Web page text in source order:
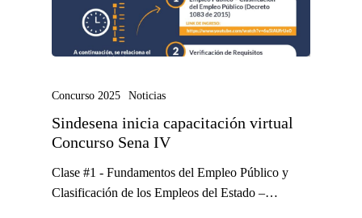
Concurso 2025 Noticias
Sindesena inicia capacitación virtual
Concurso Sena IV
Clase #1 - Fundamentos del Empleo Público y
Clasificación de los Empleos del Estado –…